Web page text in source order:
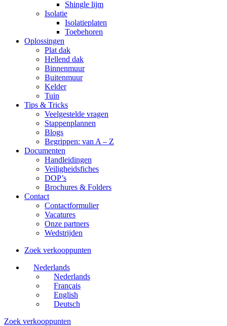
Shingle lijm
Isolatie
Isolatieplaten
Toebehoren
Oplossingen
Plat dak
Hellend dak
Binnenmuur
Buitenmuur
Kelder
Tuin
Tips & Tricks
Veelgestelde vragen
Stappenplannen
Blogs
Begrippen: van A – Z
Documenten
Handleidingen
Veiligheidsfiches
DOP’s
Brochures & Folders
Contact
Contactformulier
Vacatures
Onze partners
Wedstrijden
Zoek verkooppunten
Nederlands
Nederlands
Français
English
Deutsch
Zoek verkooppunten